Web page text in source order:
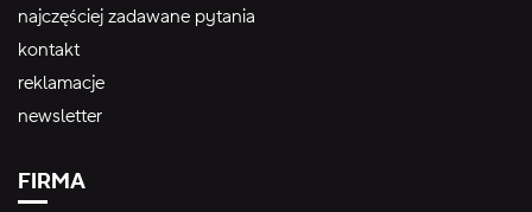
najczęściej zadawane pytania
kontakt
reklamacje
newsletter
FIRMA